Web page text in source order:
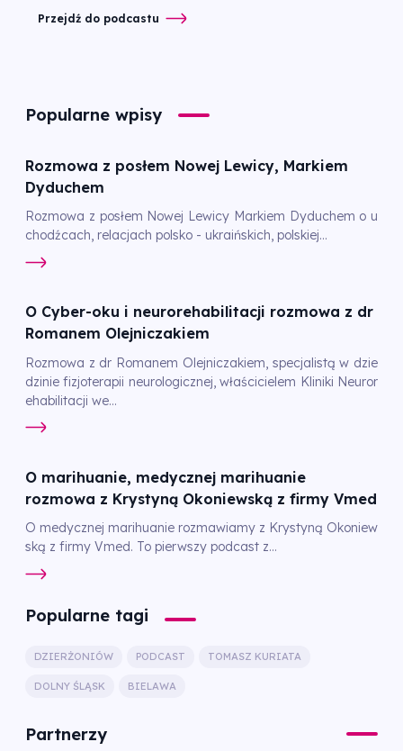
Przejdź do podcastu
Popularne wpisy
Rozmowa z posłem Nowej Lewicy, Markiem
Dyduchem
Rozmowa z posłem Nowej Lewicy Markiem Dyduchem o u
chodźcach, relacjach polsko - ukraińskich, polskiej...
O Cyber-oku i neurorehabilitacji rozmowa z dr
Romanem Olejniczakiem
Rozmowa z dr Romanem Olejniczakiem, specjalistą w dzie
dzinie fizjoterapii neurologicznej, właścicielem Kliniki Neuror
ehabilitacji we...
O marihuanie, medycznej marihuanie
rozmowa z Krystyną Okoniewską z firmy Vmed
O medycznej marihuanie rozmawiamy z Krystyną Okoniew
ską z firmy Vmed. To pierwszy podcast z...
Popularne tagi
DZIERŻONIÓW PODCAST TOMASZ KURIATA
DOLNY ŚLĄSK BIELAWA
Partnerzy